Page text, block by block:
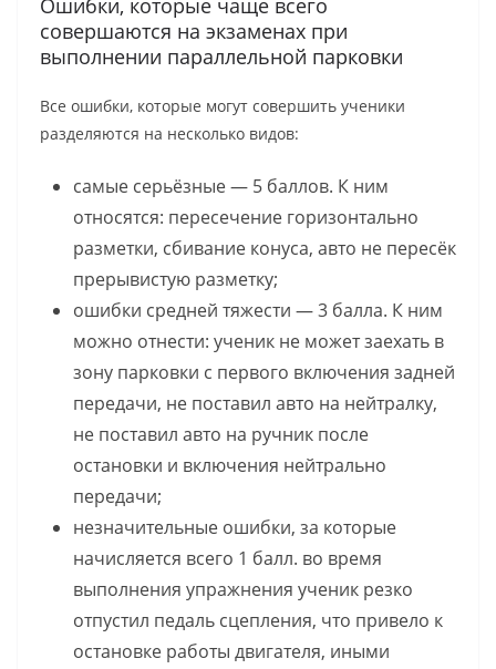
Ошибки, которые чаще всего
совершаются на экзаменах при
выполнении параллельной парковки
Все ошибки, которые могут совершить ученики
разделяются на несколько видов:
самые серьёзные — 5 баллов. К ним
относятся: пересечение горизонтально
разметки, сбивание конуса, авто не пересёк
прерывистую разметку;
ошибки средней тяжести — 3 балла. К ним
можно отнести: ученик не может заехать в
зону парковки с первого включения задней
передачи, не поставил авто на нейтралку,
не поставил авто на ручник после
остановки и включения нейтрально
передачи;
незначительные ошибки, за которые
начисляется всего 1 балл. во время
выполнения упражнения ученик резко
отпустил педаль сцепления, что привело к
остановке работы двигателя, иными